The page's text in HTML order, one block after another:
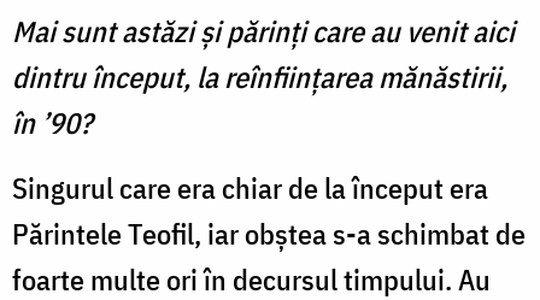
Mai sunt astăzi și părinți care au venit aici
dintru început, la reînființarea mănăstirii,
în ’90?
Singurul care era chiar de la început era
Părintele Teofil, iar obștea s-a schimbat de
foarte multe ori în decursul timpului. Au